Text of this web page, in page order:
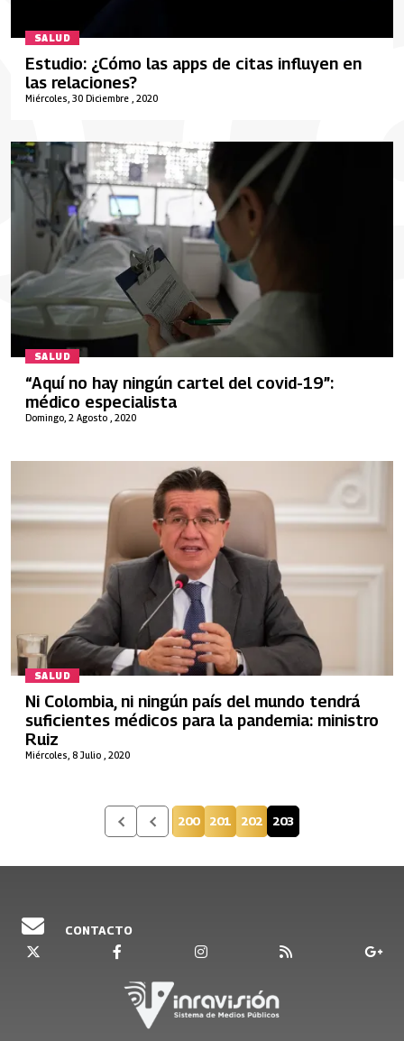
SALUD
Miércoles, 30 Diciembre , 2020
Estudio: ¿Cómo las apps de citas influyen en
las relaciones?
SALUD
Domingo, 2 Agosto , 2020
“Aquí no hay ningún cartel del covid-19”:
médico especialista
SALUD
Miércoles, 8 Julio , 2020
Ni Colombia, ni ningún país del mundo tendrá
suficientes médicos para la pandemia: ministro
Ruiz
Página
200 Página
201 Página
202 Página actual
203
CONTACTO